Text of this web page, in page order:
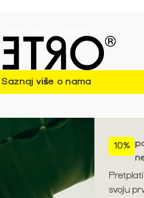
Saznaj više o nama
10%
svoju